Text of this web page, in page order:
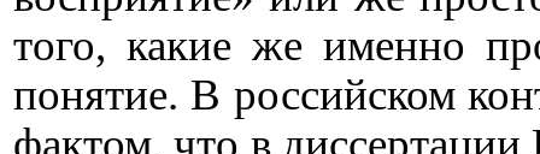
того, какие же именно
понятие. В российском
фактом, что в